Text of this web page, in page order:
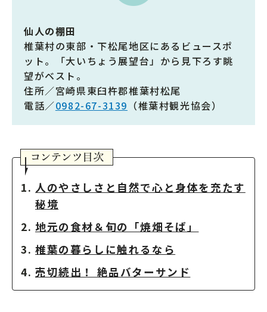
仙人の棚田
椎葉村の東部・下松尾地区にあるビュースポ
ット。「大いちょう展望台」から見下ろす眺
望がベスト。
住所／宮崎県東臼杵郡椎葉村松尾
電話／0982-67-3139 （椎葉村観光協会）
人のやさしさと自然で心と身体を充たす
秘境
地元の食材＆旬の「焼畑そば」
椎葉の暮らしに触れるなら
売切続出！ 絶品バターサンド